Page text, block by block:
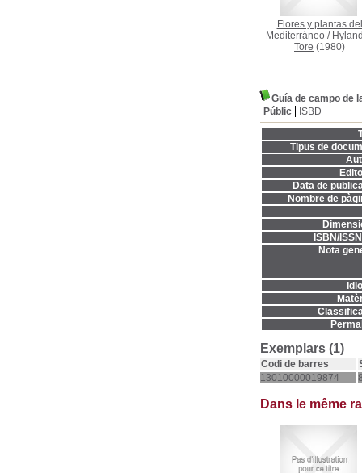
Flores y plantas del
Mediterráneo/
Tore (1980)
Guía de campo de
Públic
ISBD
Tipus de
Data de
Nombre de
ISBN/
Nota
Exemplars (1)
Codi de barres
13010000019874
Dans le même